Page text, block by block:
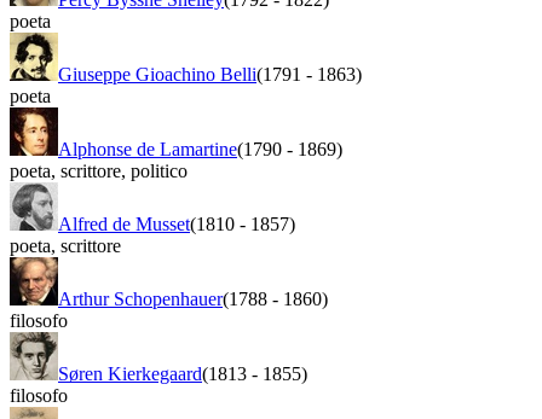
poeta
Giuseppe Gioachino Belli(1791 - 1863)
poeta
Alphonse de Lamartine(1790 - 1869)
poeta, scrittore, politico
Alfred de Musset(1810 - 1857)
poeta, scrittore
Arthur Schopenhauer(1788 - 1860)
filosofo
Søren Kierkegaard(1813 - 1855)
filosofo